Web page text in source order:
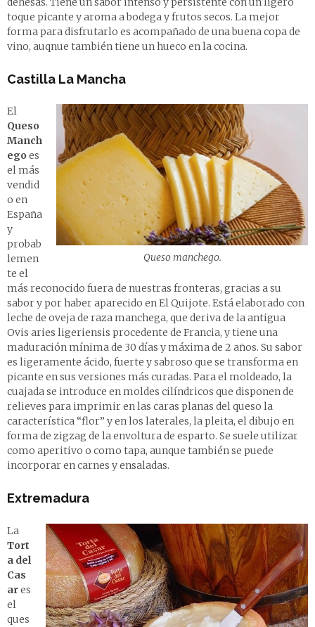
toque picante y aroma a bodega y frutos secos. La mejor
forma para disfrutarlo es acompañado de una buena copa de
vino, auqnue también tiene un hueco en la cocina.
Castilla La Mancha
Queso manchego.
El
Queso
Manch
ego es
el más
vendid
o en
España
y
probab
lemen
te el
más reconocido fuera de nuestras fronteras, gracias a su
sabor y por haber aparecido en El Quijote. Está elaborado con
leche de oveja de raza manchega, que deriva de la antigua
Ovis aries ligeriensis procedente de Francia, y tiene una
maduración mínima de 30 días y máxima de 2 años. Su sabor
es ligeramente ácido, fuerte y sabroso que se transforma en
picante en sus versiones más curadas. Para el moldeado, la
cuajada se introduce en moldes cilíndricos que disponen de
relieves para imprimir en las caras planas del queso la
característica “flor” y en los laterales, la pleita, el dibujo en
forma de zigzag de la envoltura de esparto. Se suele utilizar
como aperitivo o como tapa, aunque también se puede
incorporar en carnes y ensaladas.
Extremadura
La
Tort
a del
Cas
ares
el
ques